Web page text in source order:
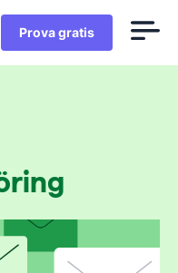
Prova gratis